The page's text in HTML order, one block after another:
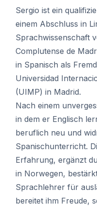
Sergio ist ein
einem Abschluss in
Sprachwissenschaft
Complutense de
in Spanisch als
Universidad
(UIMP) in Madrid.
Nach einem
in dem er Englisch
beruflich neu und
Spanischunterricht.
Erfahrung, ergänzt
in Norwegen,
Sprachlehrer für
bereitet ihm Freude,